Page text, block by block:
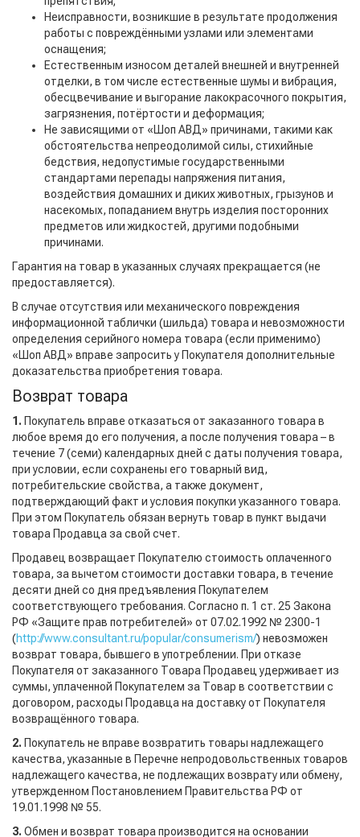
Неисправности, возникшие в результате продолжения
работы с повреждёнными узлами или элементами
оснащения;
Естественным износом деталей внешней и внутренней
отделки, в том числе естественные шумы и вибрация,
обесцвечивание и выгорание лакокрасочного покрытия,
загрязнения, потёртости и деформация;
Не зависящими от «Шоп АВД» причинами, такими как
обстоятельства непреодолимой силы, стихийные
бедствия, недопустимые государственными
стандартами перепады напряжения питания,
воздействия домашних и диких животных, грызунов и
насекомых, попаданием внутрь изделия посторонних
предметов или жидкостей, другими подобными
причинами.
Гарантия на товар в указанных случаях прекращается (не
предоставляется).
В случае отсутствия или механического повреждения
информационной таблички (шильда) товара и невозможности
определения серийного номера товара (если применимо)
«Шоп АВД» вправе запросить у Покупателя дополнительные
доказательства приобретения товара.
Возврат товара
1. Покупатель вправе отказаться от заказанного товара в
любое время до его получения, а после получения товара – в
течение 7 (семи) календарных дней с даты получения товара,
при условии, если сохранены его товарный вид,
потребительские свойства, а также документ,
подтверждающий факт и условия покупки указанного товара.
При этом Покупатель обязан вернуть товар в пункт выдачи
товара Продавца за свой счет.
Продавец возвращает Покупателю стоимость оплаченного
товара, за вычетом стоимости доставки товара, в течение
десяти дней со дня предъявления Покупателем
соответствующего требования. Согласно п. 1 ст. 25 Закона
РФ «Защите прав потребителей» от 07.02.1992 № 2300-1
(http://www.consultant.ru/popular/consumerism/) невозможен
возврат товара, бывшего в употреблении. При отказе
Покупателя от заказанного Товара Продавец удерживает из
суммы, уплаченной Покупателем за Товар в соответствии с
договором, расходы Продавца на доставку от Покупателя
возвращённого товара.
2. Покупатель не вправе возвратить товары надлежащего
качества, указанные в Перечне непродовольственных товаров
надлежащего качества, не подлежащих возврату или обмену,
утвержденном Постановлением Правительства РФ от
19.01.1998 № 55.
3. Обмен и возврат товара производится на основании